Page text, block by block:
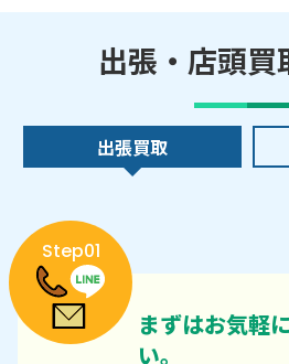
出張・店頭買
出張買取
Step01
まずはお気軽
い。